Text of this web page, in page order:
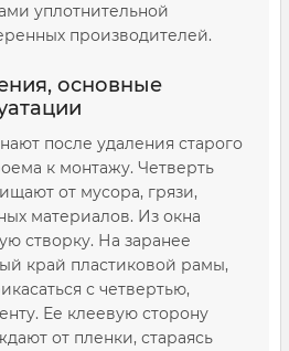
уплотнительной
производителей.
основные
после удаления старого
к монтажу. Четверть
от мусора, грязи,
материалов. Из окна
створку. На заранее
край пластиковой рамы,
с четвертью,
Ее клеевую сторону
от пленки, стараясь